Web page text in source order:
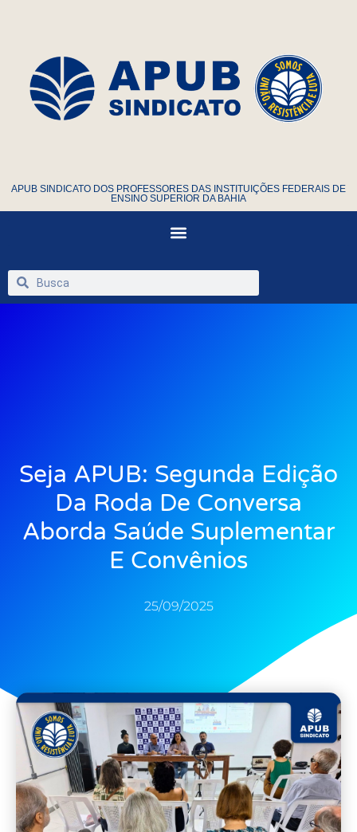
APUB SINDICATO DOS PROFESSORES DAS INSTITUIÇÕES FEDERAIS DE
ENSINO SUPERIOR DA BAHIA
Seja APUB: Segunda Edição
Da Roda De Conversa
Aborda Saúde Suplementar
E Convênios
25/09/2025